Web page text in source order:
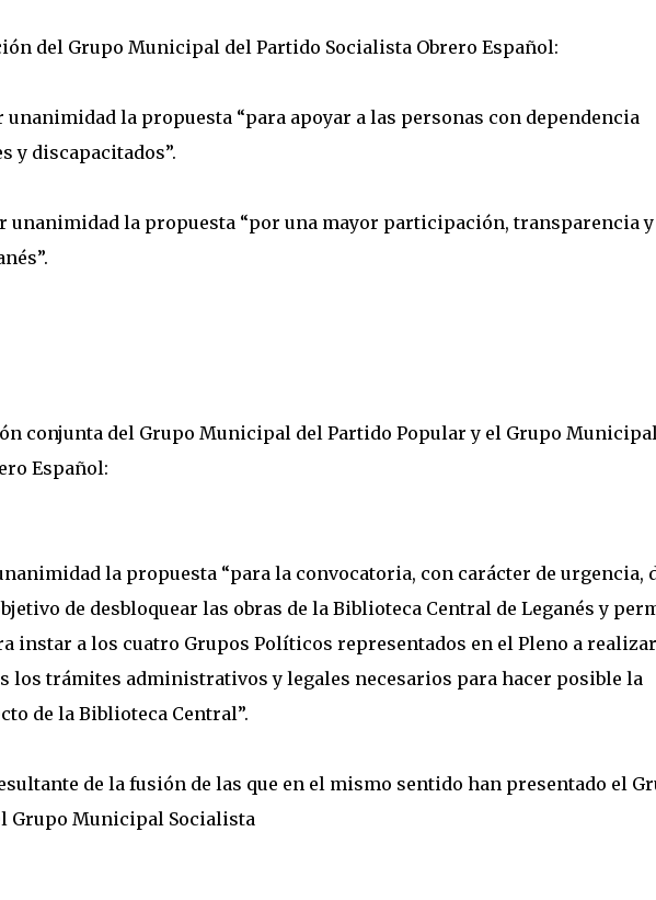
del Grupo Municipal del Partido Socialista Obrero Español:
unanimidad la propuesta “para apoyar a las personas con dependencia
y discapacitados”.
unanimidad la propuesta “por una mayor participación, transparencia y
conjunta del Grupo Municipal del Partido Popular y el Grupo
Español:
la propuesta “para la convocatoria, con carácter de urgencia,
de desbloquear las obras de la Biblioteca Central de Leganés y
instar a los cuatro Grupos Políticos representados en el Pleno a
los trámites administrativos y legales necesarios para hacer posible la
de la Biblioteca Central”.
de la fusión de las que en el mismo sentido han presentado el
Grupo Municipal Socialista